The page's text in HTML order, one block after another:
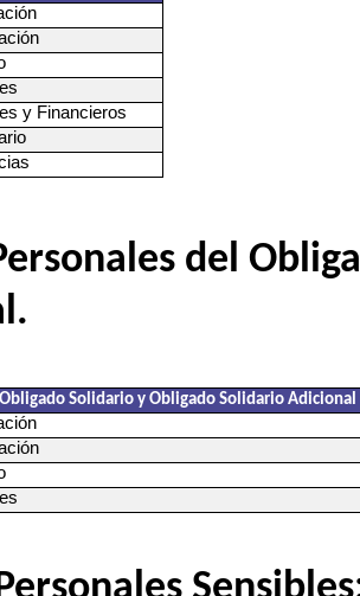
y Financieros
del
Solidario y Obligado Solidario Adicional